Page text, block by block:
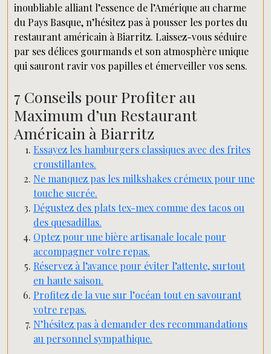
inoubliable alliant l’essence de l’Amérique au charme
du Pays Basque, n’hésitez pas à pousser les portes du
restaurant américain à Biarritz. Laissez-vous séduire
par ses délices gourmands et son atmosphère unique
qui sauront ravir vos papilles et émerveiller vos sens.
7 Conseils pour Profiter au
Maximum d’un Restaurant
Américain à Biarritz
Essayez les hamburgers classiques avec des frites
croustillantes.
Ne manquez pas les milkshakes crémeux pour une
touche sucrée.
Dégustez des plats tex-mex comme des tacos ou
des quesadillas.
Optez pour une bière artisanale locale pour
accompagner votre repas.
Réservez à l’avance pour éviter l’attente, surtout
en haute saison.
Profitez de la vue sur l’océan tout en savourant
votre repas.
N’hésitez pas à demander des recommandations
au personnel sympathique.